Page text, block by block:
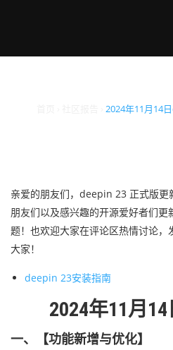
2024年11月
2024年11月14
亲爱的朋友们，deepin 23 正式版
朋友们以及感兴趣的开源爱好者们更
题！也欢迎大家在评论区热情讨论
大家！
deepin 23安装指南
2024年11月
一、【功能新增与优化】